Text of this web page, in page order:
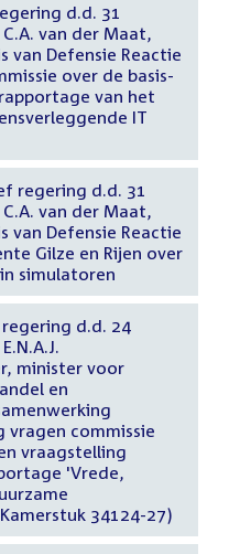
d.d. 31
van der Maat,
van Defensie Reactie
over de basis-
van het
IT
regering d.d. 31
van der Maat,
van Defensie Reactie
Gilze en Rijen over
simulatoren
d.d. 24
minister voor
en
vragen commissie
vraagstelling
'Vrede,
34124-27)